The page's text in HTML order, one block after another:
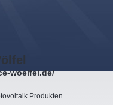
woelfel.de/
Produkten